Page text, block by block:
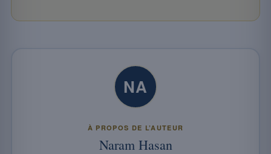
NA
À PROPOS DE L’AUTEUR
Naram Hasan